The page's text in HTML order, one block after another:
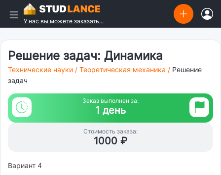
У нас вы можете заказать...
Решение задач: Динамика
Технические науки / Теоретическая механика / Решение
задач
Заказ выполнен за:
1 день
Стоимость заказа:
1000 ₽
Вариант 4